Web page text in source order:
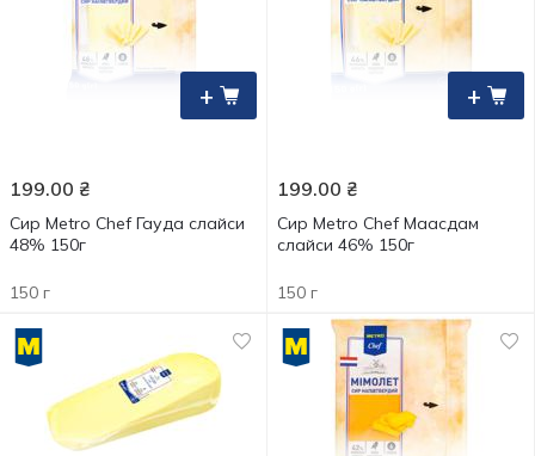
+
199.00 ₴
Сир Metro Chef Гауда слайси
48% 150г
150 г
+
199.00 ₴
Сир Metro Chef Маасдам
слайси 46% 150г
150 г